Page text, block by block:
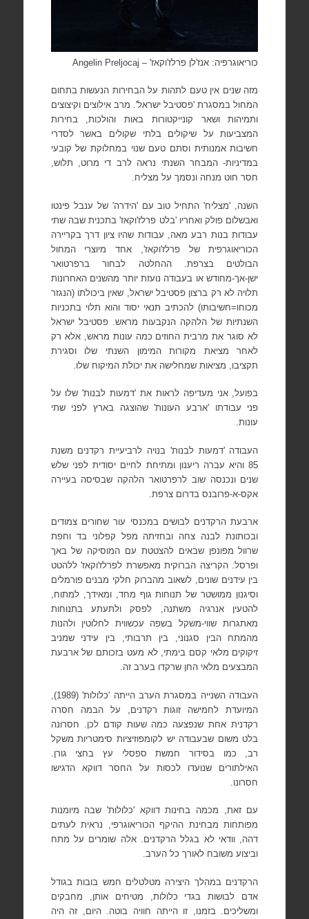
כוריאוגרפיה: אנז'לן פרלז'וקאז' – Angelin Preljocaj
מזה שנים אין טעם לתהות על הבחירות הנעשות בתחום
המחול במסגרת 'פסטיבל ישראל'. מרב אילוצים וקיצוצים
ותמיהות ושאר קונייקטורות באות והולכות, בחירות
המצביעות על שיקולים בלתי שקולים באשר לסדרי
חשיבות אמנותית וסתם טעם שנוי במחלוקת של קובעי
במדיניות- המבחר השנתי נראה לרב די מרוט, תלוש,
חסר חוט מנחה ונסמך על מצליח.
השנה, 'מצליח' התחיל טוב עם 'הידרה' של ענבל פינטו
ואבשלום פולק ואחריו 'בלט פרלז'וקאז' בתכנית שבה שתי
עבודות בנות רבע מאה, עבודות שהיו ציון דרך בקריירה
הכוריאוגרפית של פרלז'וקאז', אחד מיוצרי המחול
הבולטים בצרפת. ההחלטה לבחור ברפרטואר
ישן-אך-מחודש או בעבודה נועזת יותר מהשנים האחרונות
תלויה לא רק ברצון פסטיבל ישראל, שאין ביכולתו (הנגזר
מכוחו=חשיבותו) להכתיב תנאי יסוד והוא תלוי בתכניות
השנתיות של הלהקה הנקבעות מראש. פסטיבל ישראל
לא סוגר את מרבית החוזים כמה עונות מראש, אלא רק
לאחר מציאת
מקורות המימון השנתי שלו וסגירת
תקציבו, מציאות שמחלישה את יכולת המיקוח שלו.
בפועל, אני מעדיפה לראות את 'דמעות לבנות' שלו על
פני עבודתו 'ארבע העונות' שהוצגה בארץ לפני שתי
עונות.
העבודה 'דמעות לבנות' בנויה לרביעיית רקדנים משנת
85 והיא עברה ריענון ומתיחת לחיים יסודית לפני שלש
שנים ונכנסה שוב לרפרטואר הלהקה שבסיסה בעיירה
אקס-א-פרובנס בדרום צרפת.
ארבעת הרקדנים לבושים במכנסי עור שחורים צמודים
ובכותונת לבנה צחה ובחזיתה מפל קפלוני בד וחפת
שרוול מפונפן שבאים להצטטת עם המוסיקה של באך
ופרסל.הקריצה הברוקית מאפשרת לפרלז'וקאז' ללהטט
בין עידנים שונים, לשאוב מהברוק חלקי מבנים פורמלים
וסיגנון ממושטר של תנוחות גוף מחד, ומאידך, למתוח,
להטעין אנרגיה משתנה, לפסק ולתעתע בתנוחות
מאתגרות שווי-משקל בשפה עכשווית לחלוטין ולהנות
מהמתח הבין סגנוני, בין תרבותי, בין עידני שמניב
זיקוקים מלאי קסם בימתי, לא מעט בזכותם של ארבעת
המבצעים מלאי החן שרקדו בערב זה.
העבודה השנייה במסגרת הערב הייתה 'כלולות' (1989),
המיועדת לחמישה זוגות רקדנים, על הבמה חסרה
רקדנית אחת שנפצעה כמה שעות קודם לכן. חסרונה
בלט משום שבעבודה יש לקומפוזיציות סימטריות משקל
רב, כמו בסידור חמשת ספסלי עץ בחצי גורן.
האילתורים שנועדו לכסות על החסר דווקא הדגישו
חסרונו.
עם זאת, מכמה בחינות דווקא 'כלולות' שבה מיומנות
מפותחות מבחינת ההיקף הכוריאוגרפי, נראית לעתים
דהה, וודאי לא בגלל הרקדנים. אלה שומרים על מתח
וביצוע משובח לאורך כל הערב.
הרקדנים במהלך היצירה מטלטלים חמש בובות בגודל
אדם לבושות בגדי כלולות, מטיחים אותן, מחבקים
ומשליכים. בזמנו, זו הייתה חוויה בוטה. היום, זה היה